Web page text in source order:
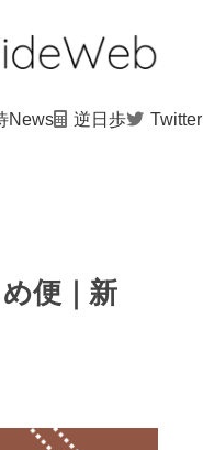
News 逆日歩 Twitter
便｜新